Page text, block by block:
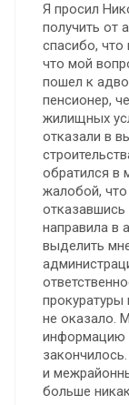
Я просил
получить от
спасибо, что
что мой
пошел к
пенсионер,
жилищных
отказали в
обратился в
жалобой,
отказавшись
направила в
выделить
прокуратуры
не оказало.
информацию
и
больше